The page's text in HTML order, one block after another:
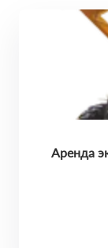
Аренда